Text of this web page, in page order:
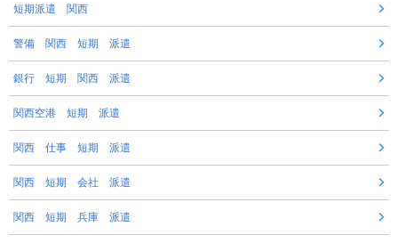
短期派遣 関西
警備 関西 短期 派遣
銀行 短期 関西 派遣
関西空港 短期 派遣
関西 仕事 短期 派遣
関西 短期 会社 派遣
関西 短期 兵庫 派遣